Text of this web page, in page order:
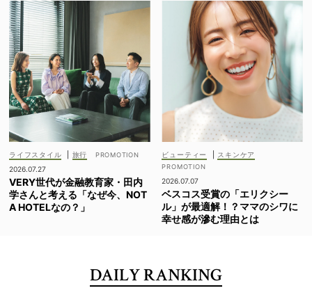
ライフスタイル
旅行
2026.07.27
VERY世代が金融教育家・田内
学さんと考える「なぜ今、NOT
A HOTELなの？」
ビューティー スキンケア
2026.07.07
ベスコス受賞の「エリクシー
ル」が最適解！？ママのシワに
幸せ感が滲む理由とは
DAILY RANKING